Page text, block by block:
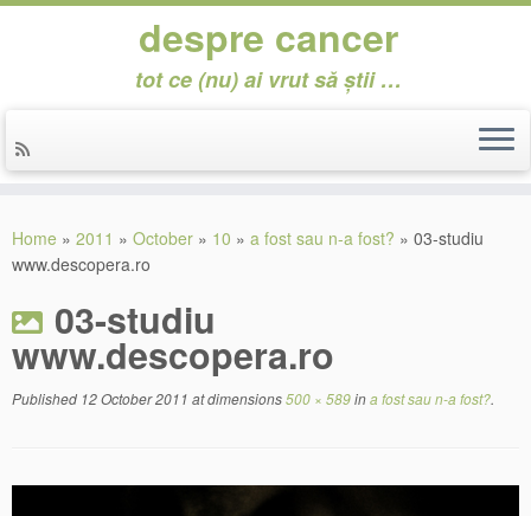
content
despre cancer
tot ce (nu) ai vrut să știi …
Home » 2011 » October » 10 » a fost sau n-a fost? » 03-studiu
www.descopera.ro
03-studiu
www.descopera.ro
Published 12 October 2011 at dimensions500 × 589ina fost sau n-a fost?.